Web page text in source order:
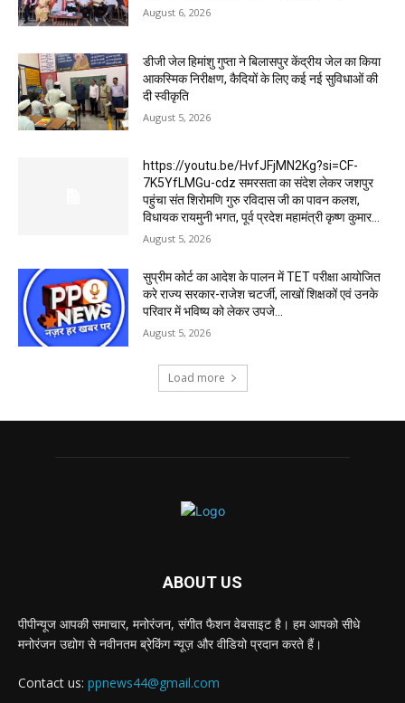
August 6, 2026
डीजी जेल हिमांशु गुप्ता ने बिलासपुर केंद्रीय जेल का किया
आकस्मिक निरीक्षण, कैदियों के लिए कई नई सुविधाओं की
दी स्वीकृति
August 5, 2026
https://youtu.be/HvfJFjMN2Kg?si=CF-
7K5YfLMGu-cdz समरसता का संदेश लेकर जशपुर
पहुंचा संत शिरोमणि गुरु रविदास जी का पावन कलश,
विधायक रायमुनी भगत, पूर्व प्रदेश महामंत्री कृष्ण कुमार...
August 5, 2026
सुप्रीम कोर्ट का आदेश के पालन में TET परीक्षा आयोजित
करे राज्य सरकार-राजेश चटर्जी, लाखों शिक्षकों एवं उनके
परिवार में भविष्य को लेकर उपजे...
August 5, 2026
Load more
ABOUT US
पीपीन्यूज आपकी समाचार, मनोरंजन, संगीत फैशन वेबसाइट है। हम आपको सीधे
मनोरंजन उद्योग से नवीनतम ब्रेकिंग न्यूज़ और वीडियो प्रदान करते हैं।
Contact us: ppnews44@gmail.com